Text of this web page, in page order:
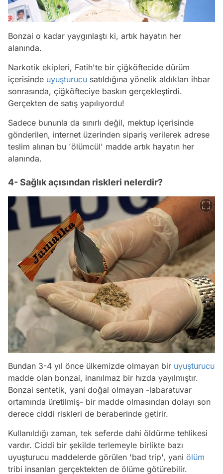
Bonzai o kadar yaygınlaştı ki, artık hayatın her
alanında.
Narkotik ekipleri, Fatih'te bir çiğköftecide dürüm
içerisinde uyuşturucu satıldığına yönelik aldıkları ihbar
sonrasında, çiğköfteciye baskın gerçekleştirdi.
Gerçekten de satış yapılıyordu!
Sadece bununla da sınırlı değil, mektup içerisinde
gönderilen, internet üzerinden sipariş verilerek adrese
teslim alınan bu 'ölümcül' madde artık hayatın her
alanında.
4- Sağlık açısından riskleri nelerdir?
Bundan 3-4 yıl önce ülkemizde olmayan bir uyuşturucu
madde olan bonzai, inanılmaz bir hızda yayılmıştır.
Bonzai sentetik, yani doğal olmayan -labaratuvar
ortamında üretilmiş- bir madde olmasından dolayı son
derece ciddi riskleri de beraberinde getirir.
Kullanıldığı zaman, tek seferde dahi öldürme tehlikesi
vardır. Ciddi bir şekilde terlemeyle birlikte bazı
uyuşturucu maddelerde görülen 'bad trip', yani ölüm
tribi insanları gerçektekten de ölüme götürebilir.